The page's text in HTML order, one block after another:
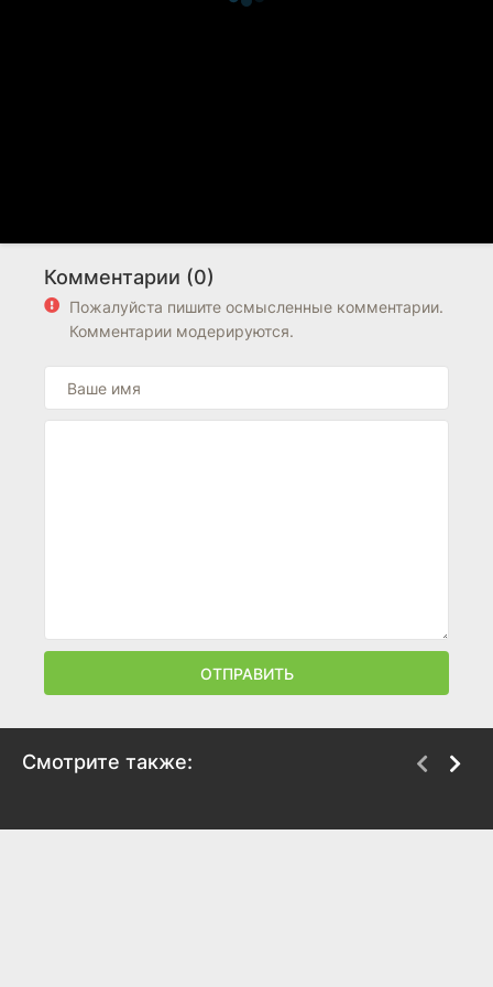
Комментарии (0)
Пожалуйста пишите осмысленные комментарии.
Комментарии модерируются.
ОТПРАВИТЬ
Смотрите также: